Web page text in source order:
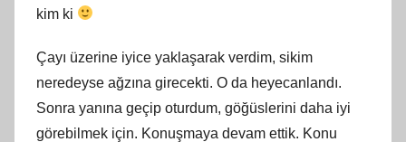
kim ki
Çayı üzerine iyice yaklaşarak verdim, sikim
neredeyse ağzına girecekti. O da heyecanlandı.
Sonra yanına geçip oturdum, göğüslerini daha iyi
görebilmek için. Konuşmaya devam ettik. Konu